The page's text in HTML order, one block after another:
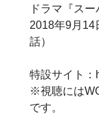
ドラマ『ス
2018年9月14
話）
特設サイト：
※視聴には
です。